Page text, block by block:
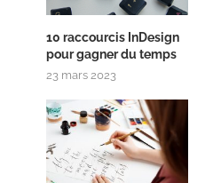
10 raccourcis InDesign
pour gagner du temps
23 mars 2023